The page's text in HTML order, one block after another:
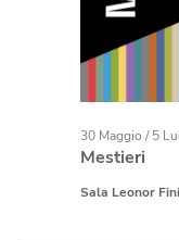
Mestieri
30 Maggio /5
Sala Leonor Fini